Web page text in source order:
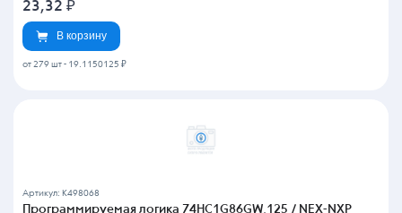
23,32 ₽
В корзину
от 279 шт - 19.1150125 ₽
Артикул: K498068
Программируемая логика 74HC1G86GW.125 / NEX-NXP